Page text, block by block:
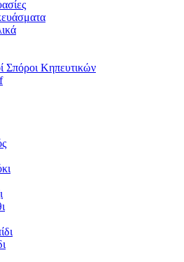
Σπόροι Κηπευτικών